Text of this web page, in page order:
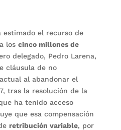
estimado el recurso de
los cinco millones de
delegado, Pedro Larena,
cláusula de no
al abandonar el
tras la resolución de la
ha tenido acceso
que esa compensación
retribución variable, por